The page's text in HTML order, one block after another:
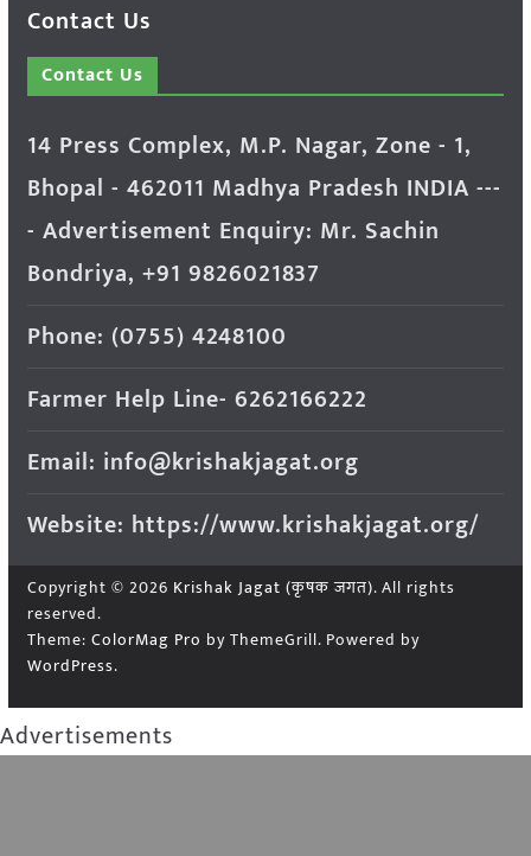
Contact Us
Contact Us
14 Press Complex, M.P. Nagar, Zone - 1,
Bhopal - 462011 Madhya Pradesh INDIA ---
- Advertisement Enquiry: Mr. Sachin
Bondriya, +91 9826021837
Phone: (0755) 4248100
Farmer Help Line- 6262166222
Email: info@krishakjagat.org
Website: https://www.krishakjagat.org/
Copyright © 2026 Krishak Jagat (कृषक जगत). All rights
reserved.
Theme: ColorMag Pro by ThemeGrill. Powered by
WordPress.
Advertisements